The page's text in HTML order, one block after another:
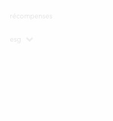
récompenses
esg